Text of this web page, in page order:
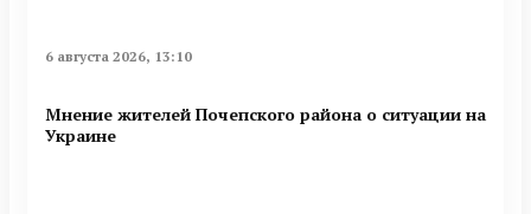
6 августа 2026, 13:10
Мнение жителей Почепского района о ситуации на
Украине